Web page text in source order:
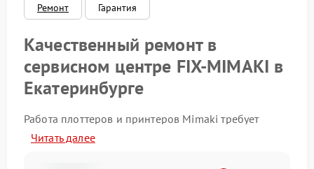
Ремонт Гарантия
Качественный ремонт в
сервисном центре FIX-MIMAKI в
Екатеринбурге
Работа плоттеров и принтеров Mimaki требует
точности и стабильности. Наш центр обеспечивает
ремонт техники с учетом всех технических
Читать далее